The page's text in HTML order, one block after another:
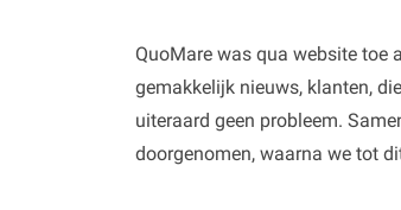
QuoMare was qua website toe
gemakkelijk nieuws, klanten,
uiteraard geen probleem.
doorgenomen, waarna we tot